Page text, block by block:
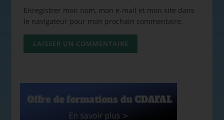
Enregistrer mon nom, mon e-mail et mon site dans
le navigateur pour mon prochain commentaire.